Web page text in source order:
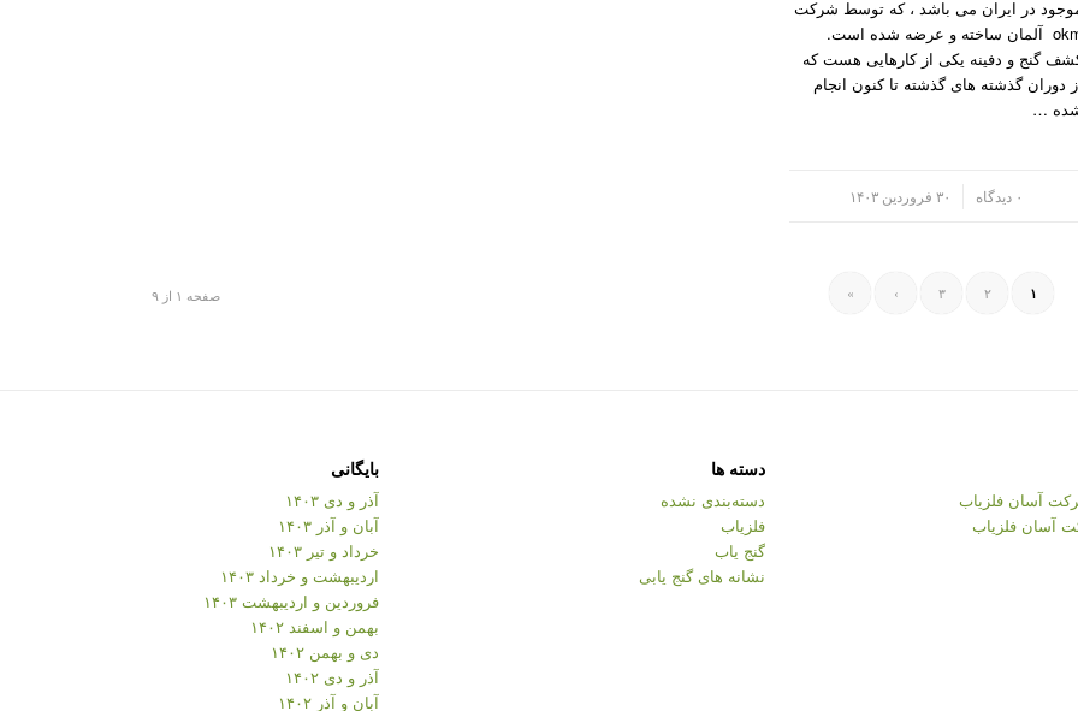
در ایران می باشد ، که توسط شرکت
okm آلمان ساخته و عرضه شده است.
گنج و دفینه یکی از کارهایی هست که
دوران گذشته های گذشته تا کنون انجام
…
۰ دیدگاه ۳۰ فروردین ۱۴۰۳
صفحه ۱ از ۹ ۱ ۲ ۳ ›
»
آسان فلزیاب
آسان فلزیاب
دسته ها
دسته‌بندی نشده
فلزیاب
گنج یاب
نشانه های گنج یابی
بایگانی
آذر و دی ۱۴۰۳
آبان و آذر ۱۴۰۳
خرداد و تیر ۱۴۰۳
اردیبهشت و خرداد ۱۴۰۳
فروردین و اردیبهشت ۱۴۰۳
بهمن و اسفند ۱۴۰۲
دی و بهمن ۱۴۰۲
آذر و دی ۱۴۰۲
آبان و آذر ۱۴۰۲